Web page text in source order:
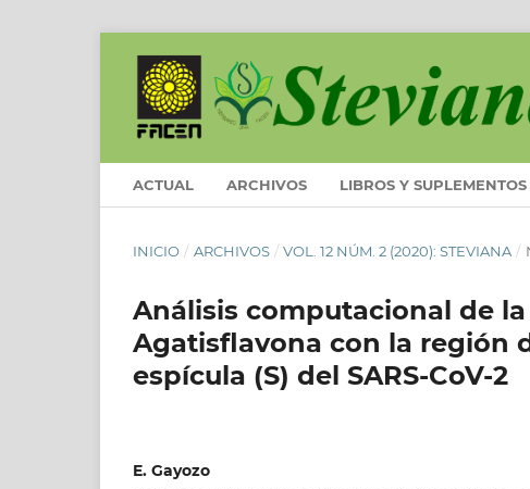
ACTUAL ARCHIVOS LIBROS Y SUPLEMENTOS
INICIO / ARCHIVOS / VOL. 12 NÚM. 2 (2020): STEVIANA /
Análisis computacional de
Agatisflavona con la región
espícula (S) del SARS-CoV-2
E. Gayozo